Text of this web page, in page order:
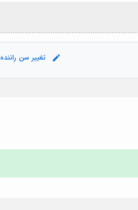
تغییر سن راننده